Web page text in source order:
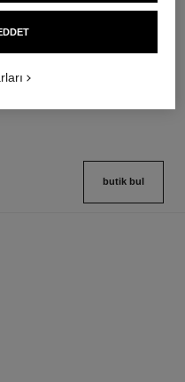
joues contraste intense
Cream-to-powder Blush
5 seçeneği ton
butik bul